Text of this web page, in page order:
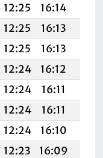
12:25 16:14
12:25 16:13
12:25 16:13
12:24 16:12
12:24 16:11
12:24 16:11
12:24 16:10
12:23 16:09